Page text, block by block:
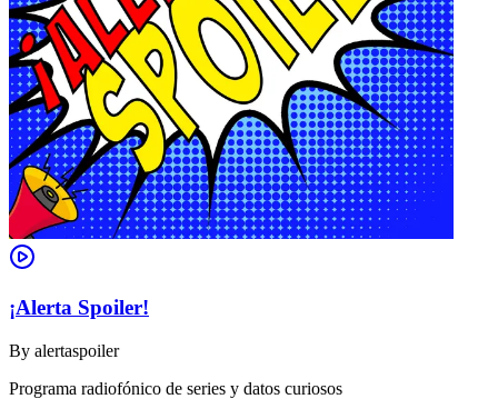
¡Alerta Spoiler!
By alertaspoiler
Programa radiofónico de series y datos curiosos